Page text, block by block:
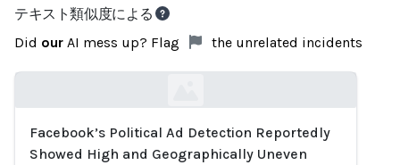
テキスト類似度による
Did our AI mess up? Flag the unrelated incidents
Loading...
Facebook’s Political Ad Detection Reportedly
Showed High and Geographically Uneven